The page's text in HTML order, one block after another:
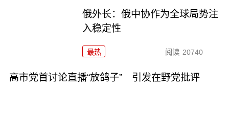
俄外长：俄中协作为全球局势注
入稳定性
最热 阅读 20740
高市党首讨论直播“放鸽子” 引发在野党批评